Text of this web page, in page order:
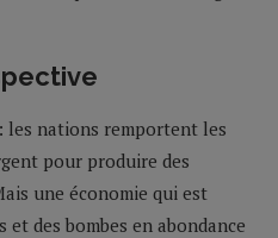
les nations remportent les
pour produire des
une économie qui est
des bombes en abondance